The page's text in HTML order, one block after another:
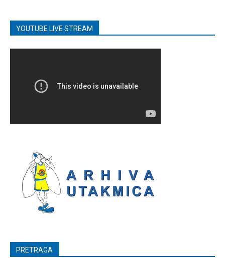
YOUTUBE LIVE STREAM
PRETRAGA